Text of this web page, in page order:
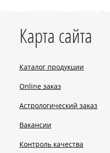
Карта сайта
Каталог продукции
Online заказ
Астрологический заказ
Вакансии
Контроль качества